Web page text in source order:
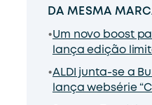
DA MESMA
Um novo boost
lança edição
ALDI junta-se a
lança websérie